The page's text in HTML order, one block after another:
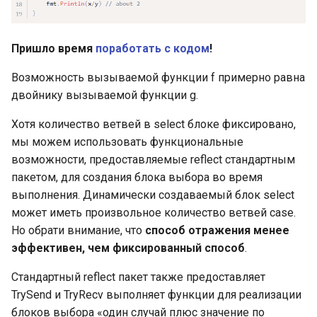
вызова функции
Встроенные функции
Пакеты и импорт пакетов
Папка пакета, путь импорта
пакета и зависимости
пакета
Функция init
Полные формы импорта
пакетов
Модули
приоритеты полей
JSON Unmarshal:
использование тегов
структуры
картами
JSON Unmarshal:
использование Unmarshaler
и TextUnmarshaler
JSON Unmarshal: кодер и
декодер
Пришло время поработать с кодом!
Возможность вызываемой функции f примерно равна
двойнику вызываемой функции g.
Хотя количество ветвей в select блоке фиксировано,
мы можем использовать функциональные
возможности, предоставляемые reflect стандартным
пакетом, для создания блока выбора во время
выполнения. Динамически создаваемый блок select
может иметь произвольное количество ветвей case.
Но обрати внимание, что способ отражения менее
эффективен, чем фиксированный способ.
Стандартный reflect пакет также предоставляет
TrySend и TryRecv выполняет функции для реализации
блоков выбора «один случай плюс значение по